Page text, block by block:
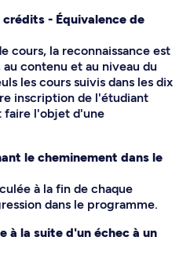
- Équivalence de
cours, la reconnaissance est
contenu et au niveau du
les cours suivis dans les dix
inscription de l'étudiant
faire l'objet d'une
le cheminement dans le
à la fin de chaque
dans le programme.
à la suite d'un échec à un